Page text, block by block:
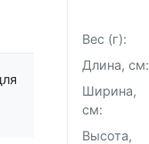
Вес (г):
Длина, см:
Ширина,
см:
Высота,